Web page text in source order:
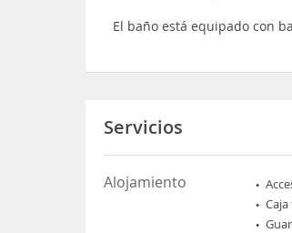
El baño está equipado con
Servicios
Alojamiento